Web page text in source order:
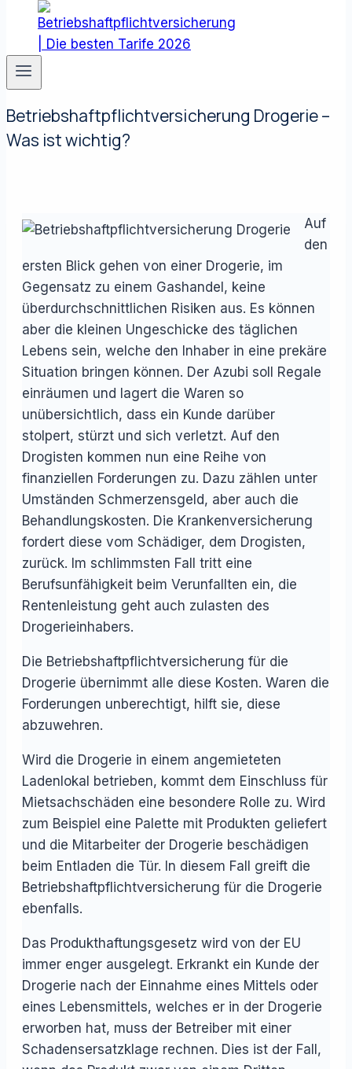
Betriebshaftpflichtversicherung Drogerie –
Was ist wichtig?
Auf
den
ersten Blick gehen von einer Drogerie, im
Gegensatz zu einem Gashandel, keine
überdurchschnittlichen Risiken aus. Es können
aber die kleinen Ungeschicke des täglichen
Lebens sein, welche den Inhaber in eine prekäre
Situation bringen können. Der Azubi soll Regale
einräumen und lagert die Waren so
unübersichtlich, dass ein Kunde darüber
stolpert, stürzt und sich verletzt. Auf den
Drogisten kommen nun eine Reihe von
finanziellen Forderungen zu. Dazu zählen unter
Umständen Schmerzensgeld, aber auch die
Behandlungskosten. Die Krankenversicherung
fordert diese vom Schädiger, dem Drogisten,
zurück. Im schlimmsten Fall tritt eine
Berufsunfähigkeit beim Verunfallten ein, die
Rentenleistung geht auch zulasten des
Drogerieinhabers.
Die Betriebshaftpflichtversicherung für die
Drogerie übernimmt alle diese Kosten. Waren die
Forderungen unberechtigt, hilft sie, diese
abzuwehren.
Wird die Drogerie in einem angemieteten
Ladenlokal betrieben, kommt dem Einschluss für
Mietsachschäden eine besondere Rolle zu. Wird
zum Beispiel eine Palette mit Produkten geliefert
und die Mitarbeiter der Drogerie beschädigen
beim Entladen die Tür. In diesem Fall greift die
Betriebshaftpflichtversicherung für die Drogerie
ebenfalls.
Das Produkthaftungsgesetz wird von der EU
immer enger ausgelegt. Erkrankt ein Kunde der
Drogerie nach der Einnahme eines Mittels oder
eines Lebensmittels, welches er in der Drogerie
erworben hat, muss der Betreiber mit einer
Schadensersatzklage rechnen. Dies ist der Fall,